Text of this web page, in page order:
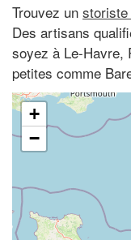
Trouvez un
Des artisans
soyez à Le-Havre,
petites comme
+
−